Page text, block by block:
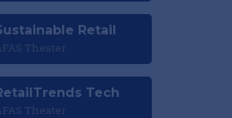
Retail
Theater
Tech
Theater